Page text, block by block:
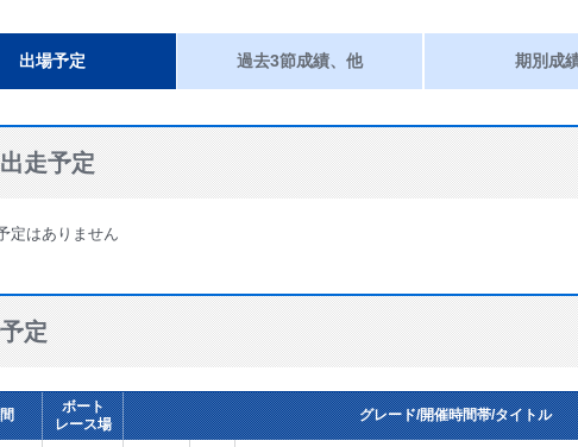
出場予定 過去3節成績、他 期別成
走予定
定はありません
定
ボート
レース場
グレード/開催時間帯/タイトル